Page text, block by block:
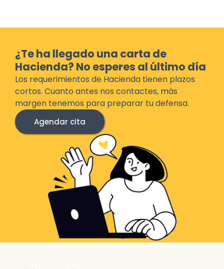
¿Te ha llegado una carta de
Hacienda? No esperes al último día
Los requerimientos de Hacienda tienen plazos
cortos. Cuanto antes nos contactes, más
margen tenemos para preparar tu defensa.
Agendar cita